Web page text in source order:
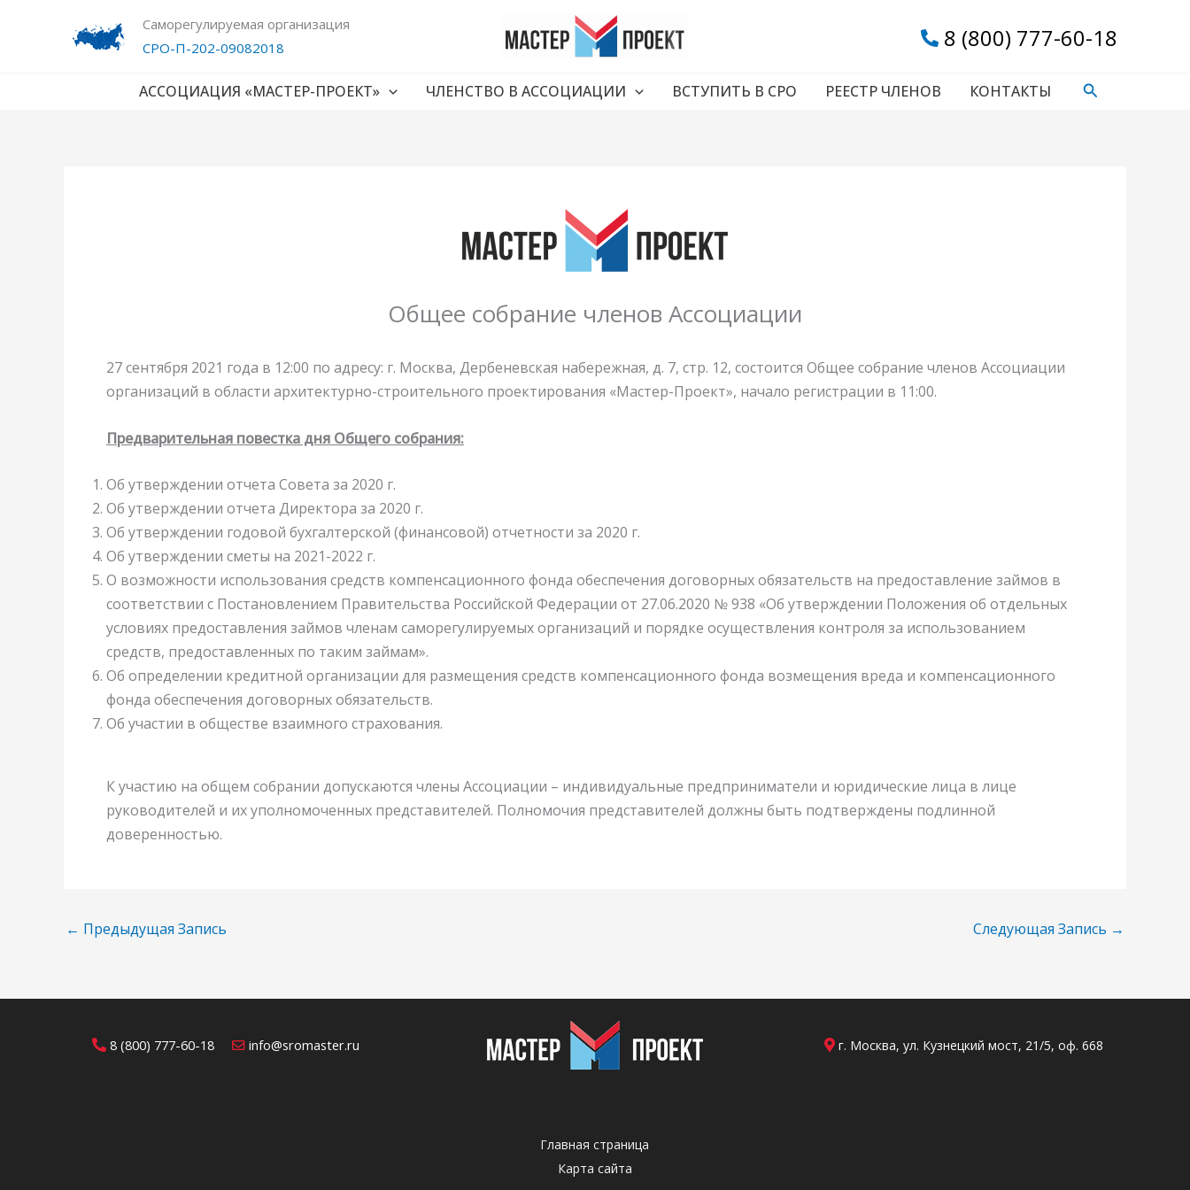
Саморегулируемая организация
СРО-П-202-09082018
8 (800) 777-60-18
АССОЦИАЦИЯ «МАСТЕР-ПРОЕКТ» ЧЛЕНСТВО В АССОЦИАЦИИ ВСТУПИТЬ В СРО РЕЕСТР ЧЛЕНОВ КОНТАКТЫ Поиск
Общее собрание членов Ассоциации
27 сентября 2021 года в 12:00 по адресу: г. Москва, Дербеневская набережная, д. 7, стр. 12, состоится Общее собрание членов Ассоциации
организаций в области архитектурно-строительного проектирования «Мастер-Проект», начало регистрации в 11:00.
Предварительная повестка дня Общего собрания:
Об утверждении отчета Совета за 2020 г.
Об утверждении отчета Директора за 2020 г.
Об утверждении годовой бухгалтерской (финансовой) отчетности за 2020 г.
Об утверждении сметы на 2021-2022 г.
О возможности использования средств компенсационного фонда обеспечения договорных обязательств на предоставление займов в
соответствии с Постановлением Правительства Российской Федерации от 27.06.2020 № 938 «Об утверждении Положения об отдельных
условиях предоставления займов членам саморегулируемых организаций и порядке осуществления контроля за использованием
средств, предоставленных по таким займам».
Об определении кредитной организации для размещения средств компенсационного фонда возмещения вреда и компенсационного
фонда обеспечения договорных обязательств.
Об участии в обществе взаимного страхования.
К участию на общем собрании допускаются члены Ассоциации – индивидуальные предприниматели и юридические лица в лице
руководителей и их уполномоченных представителей. Полномочия представителей должны быть подтверждены подлинной
доверенностью.
← Предыдущая Запись Следующая Запись →
8 (800) 777-60-18 info@sromaster.ru г. Москва, ул. Кузнецкий мост, 21/5, оф. 668
Главная страница
Карта сайта